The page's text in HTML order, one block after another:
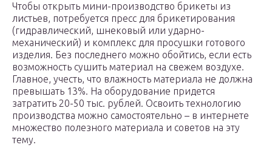
Чтобы открыть мини-производство брикеты из
листьев, потребуется пресс для брикетирования
(гидравлический, шнековый или ударно-
механический) и комплекс для просушки готового
изделия. Без последнего можно обойтись, если есть
возможность сушить материал на свежем воздухе.
Главное, учесть, что влажность материала не должна
превышать 13%. На оборудование придется
затратить 20-50 тыс. рублей. Освоить технологию
производства можно самостоятельно – в интернете
множество полезного материала и советов на эту
тему.